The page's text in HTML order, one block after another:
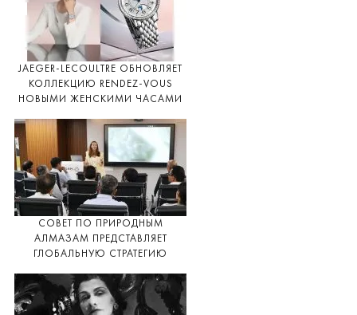
JAEGER-LECOULTRE ОБНОВЛЯЕТ
КОЛЛЕКЦИЮ RENDEZ-VOUS
НОВЫМИ ЖЕНСКИМИ ЧАСАМИ
СОВЕТ ПО ПРИРОДНЫМ
АЛМАЗАМ ПРЕДСТАВЛЯЕТ
ГЛОБАЛЬНУЮ СТРАТЕГИЮ